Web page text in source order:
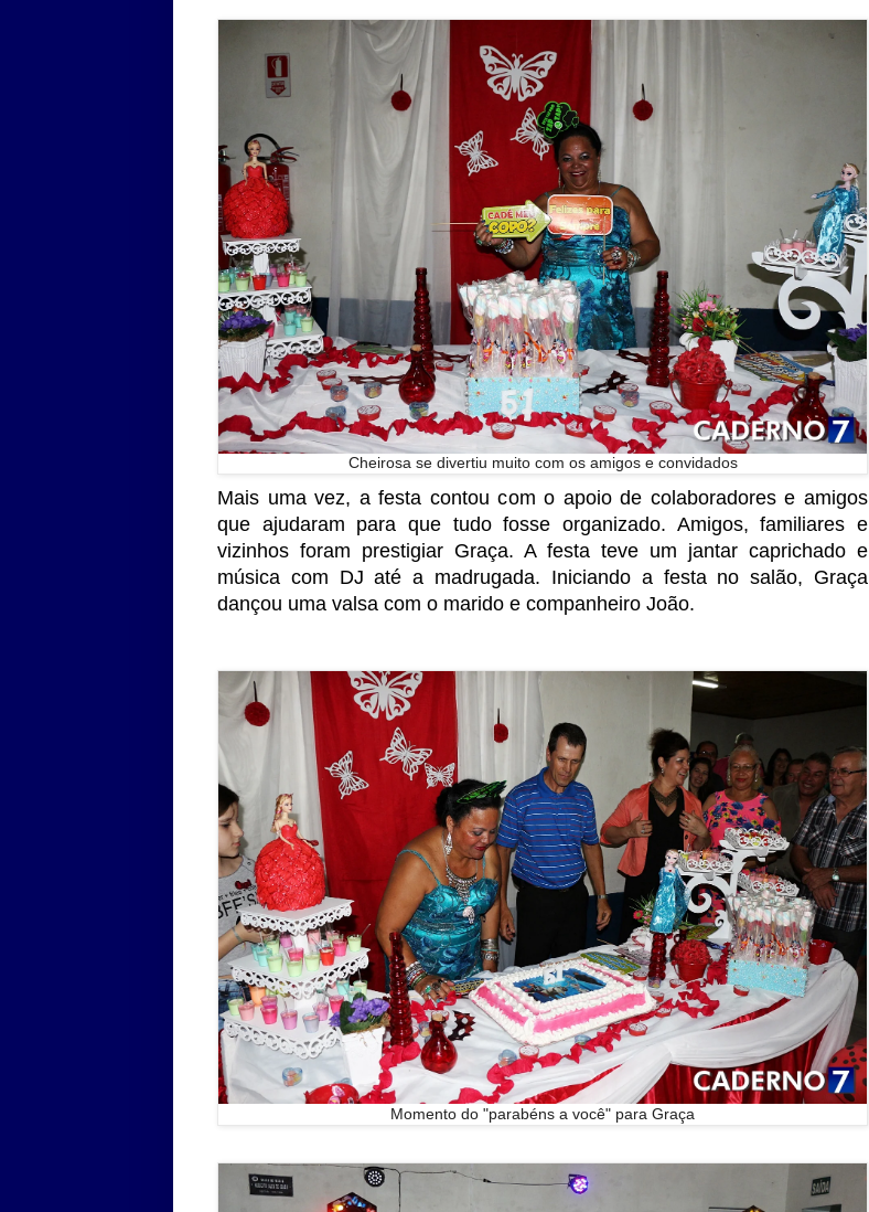
Cheirosa se divertiu muito com os amigos e convidados
Mais uma vez, a festa contou com o apoio de colaboradores e amigos
que ajudaram para que tudo fosse organizado. Amigos, familiares e
vizinhos foram prestigiar Graça. A festa teve um jantar caprichado e
música com DJ até a madrugada. Iniciando a festa no salão, Graça
dançou uma valsa com o marido e companheiro João.
Momento do "parabéns a você" para Graça